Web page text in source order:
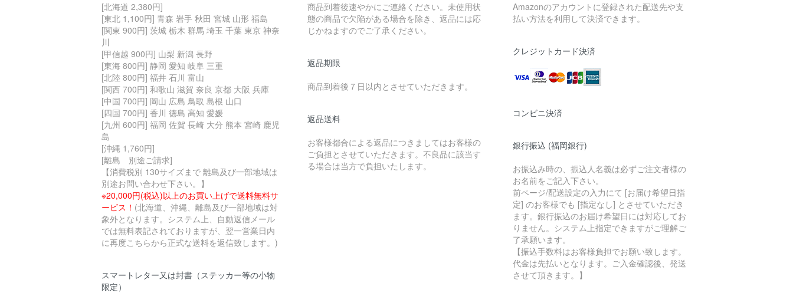
[北海道 2,380円]
[東北 1,100円] 青森 岩手 秋田 宮城 山形 福島
[関東 900円] 茨城 栃木 群馬 埼玉 千葉 東京 神奈
川
[甲信越 900円] 山梨 新潟 長野
[東海 800円] 静岡 愛知 岐阜 三重
[北陸 800円] 福井 石川 富山
[関西 700円] 和歌山 滋賀 奈良 京都 大阪 兵庫
[中国 700円] 岡山 広島 鳥取 島根 山口
[四国 700円] 香川 徳島 高知 愛媛
[九州 600円] 福岡 佐賀 長崎 大分 熊本 宮崎 鹿児
島
[沖縄 1,760円]
[離島 別途ご請求]
【消費税別 130サイズまで 離島及び一部地域は
別途お問い合わせ下さい。】
※20,000円(税込)以上のお買い上げで送料無料サ
ービス！ (北海道、沖縄、離島及び一部地域は対
象外となります。システム上、自動返信メール
では無料表記されておりますが、翌一営業日内
に再度こちらから正式な送料を返信致します。)
スマートレター又は封書（ステッカー等の小物
限定）
商品到着後速やかにご連絡ください。未使用状
態の商品で欠陥がある場合を除き、返品には応
じかねますのでご了承ください。
返品期限
商品到着後７日以内とさせていただきます。
返品送料
お客様都合による返品につきましてはお客様の
ご負担とさせていただきます。不良品に該当す
る場合は当方で負担いたします。
Amazonのアカウントに登録された配送先や支
払い方法を利用して決済できます。
クレジットカード決済
コンビニ決済
銀行振込 (福岡銀行)
お振込み時の、振込人名義は必ずご注文者様の
お名前をご記入下さい。
前ページ/配送設定の入力にて [お届け希望日指
定] のお客様でも [指定なし] とさせていただき
ます。銀行振込のお届け希望日には対応してお
りません。システム上指定できますがご理解ご
了承願います。
【振込手数料はお客様負担でお願い致します。
代金は先払いとなります。ご入金確認後、発送
させて頂きます。】